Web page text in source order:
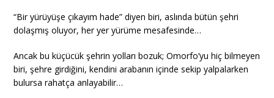
“Bir yürüyüşe çıkayım hade” diyen biri, aslında bütün şehri
dolaşmış oluyor, her yer yürüme mesafesinde…
Ancak bu küçücük şehrin yolları bozuk; Omorfo’yu hiç bilmeyen
biri, şehre girdiğini, kendini arabanın içinde sekip yalpalarken
bulursa rahatça anlayabilir…